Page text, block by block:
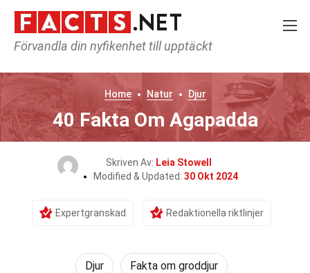
Förvandla din nyfikenhet till upptäckt
Home Natur Djur
40 Fakta Om Agapadda
Skriven Av: Leia Stowell
Modified & Updated: 30 Okt 2024
Expertgranskad Redaktionella riktlinjer
Djur Fakta om groddjur